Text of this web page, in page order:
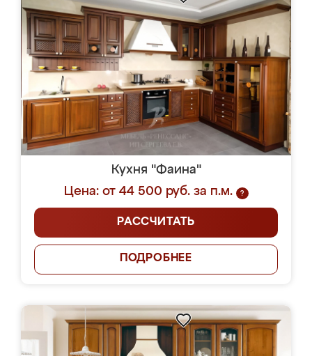
Кухня "Фаина"
Цена: от 44 500 руб. за п.м.
?
РАССЧИТАТЬ
ПОДРОБНЕЕ